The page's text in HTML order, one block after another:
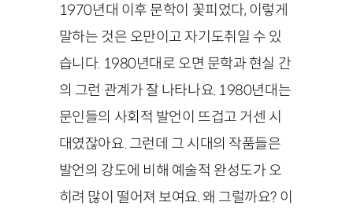
1970년대 이후 문학이 꽃피었다, 이렇게
말하는 것은 오만이고 자기도취일 수 있
습니다. 1980년대로 오면 문학과 현실 간
의 그런 관계가 잘 나타나요. 1980년대는
문인들의 사회적 발언이 뜨겁고 거센 시
대였잖아요. 그런데 그 시대의 작품들은
발언의 강도에 비해 예술적 완성도가 오
히려 많이 떨어져 보여요. 왜 그럴까요? 이